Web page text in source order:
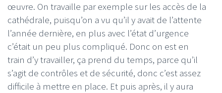
œuvre. On travaille par exemple sur les accès de la
cathédrale, puisqu’on a vu qu’il y avait de l’attente
l’année dernière, en plus avec l’état d’urgence
c’était un peu plus compliqué. Donc on est en
train d’y travailler, ça prend du temps, parce qu’il
s’agit de contrôles et de sécurité, donc c’est assez
difficile à mettre en place. Et puis après, il y aura